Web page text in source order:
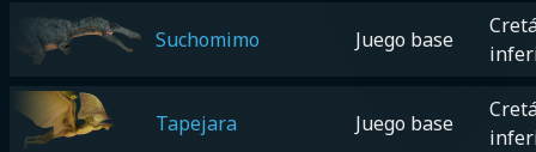
Suchomimo Juego base
Tapejara Juego base